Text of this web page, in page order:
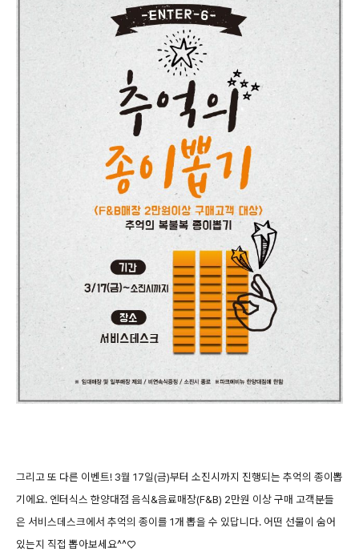
그리고 또 다른 이벤트! 3월 17일(금)부터 소진시까지 진행되는 추억의 종이뽑
기에요. 엔터식스 한양대점 음식&음료매장(F&B) 2만원 이상 구매 고객분들
은 서비스데스크에서 추억의 종이를 1개 뽑을 수 있답니다. 어떤 선물이 숨어
있는지 직접 뽑아보세요^^♡